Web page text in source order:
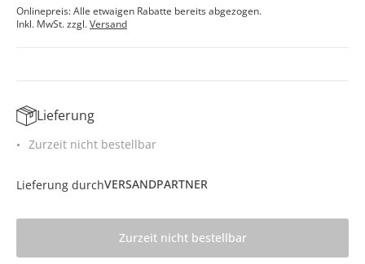
Onlinepreis: Alle etwaigen Rabatte bereits abgezogen.
Inkl. MwSt. zzgl.Versand
Lieferung
Zurzeit nicht bestellbar
Lieferung durchVERSANDPARTNER
Zurzeit nicht bestellbar